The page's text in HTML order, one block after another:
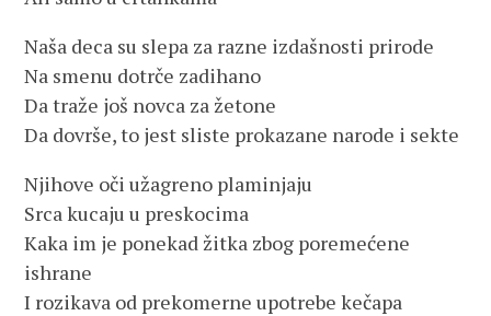
Naša deca su slepa za razne izdašnosti prirode
Na smenu dotrče zadihano
Da traže još novca za žetone
Da dovrše, to jest sliste prokazane narode i sekte
Njihove oči užagreno plaminjaju
Srca kucaju u preskocima
Kaka im je ponekad žitka zbog poremećene
ishrane
I rozikava od prekomerne upotrebe kečapa